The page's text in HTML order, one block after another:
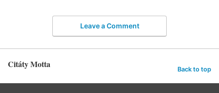
Leave a Comment
Citáty Motta Back to top